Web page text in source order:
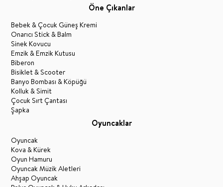
Öne Çıkanlar
Bebek & Çocuk Güneş Kremi
Onarıcı Stick & Balm
Sinek Kovucu
Emzik & Emzik Kutusu
Biberon
Bisiklet & Scooter
Banyo Bombası & Köpüğü
Kolluk & Simit
Çocuk Sırt Çantası
Şapka
Oyuncaklar
Oyuncak
Kova & Kürek
Oyun Hamuru
Oyuncak Müzik Aletleri
Ahşap Oyuncak